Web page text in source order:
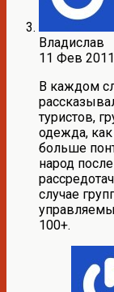
Владислав
11 Фев 2011
В каждом
туристов,
одежда,
больше
народ
случае
100+.